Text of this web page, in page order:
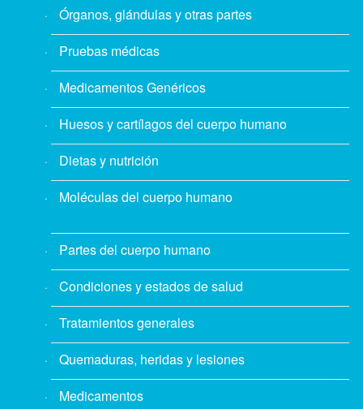
Órganos, glándulas y otras partes
Pruebas médicas
Medicamentos Genéricos
Huesos y cartílagos del cuerpo humano
Dietas y nutrición
Moléculas del cuerpo humano
Partes del cuerpo humano
Condiciones y estados de salud
Tratamientos generales
Quemaduras, heridas y lesiones
Medicamentos